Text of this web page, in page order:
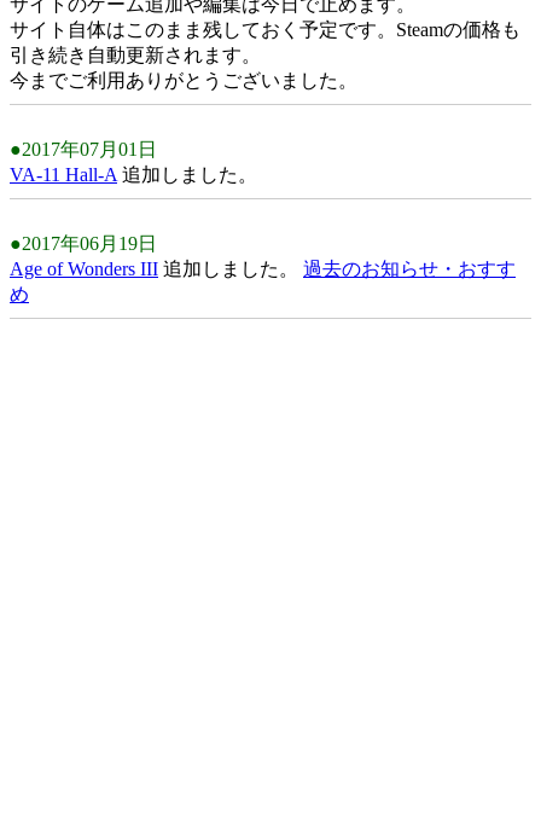
サイトのゲーム追加や編集は今日で止めます。
サイト自体はこのまま残しておく予定です。Steamの価格も
引き続き自動更新されます。
今までご利用ありがとうございました。
●2017年07月01日
VA-11 Hall-A 追加しました。
●2017年06月19日
Age of Wonders III 追加しました。 過去のお知らせ・おすす
め